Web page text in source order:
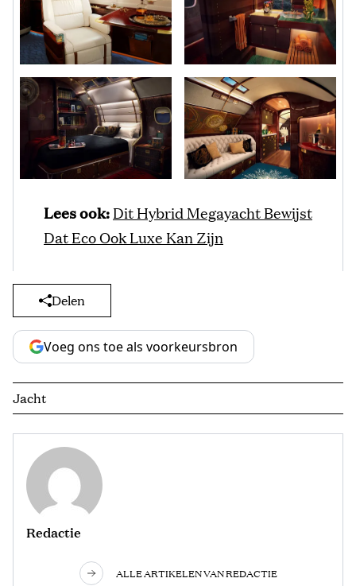
Lees ook:Dit Hybrid Megayacht Bewijst
Dat Eco Ook Luxe Kan Zijn
Delen
Voeg ons toe als voorkeursbron
Jacht
Redactie
ALLE ARTIKELEN VAN REDACTIE